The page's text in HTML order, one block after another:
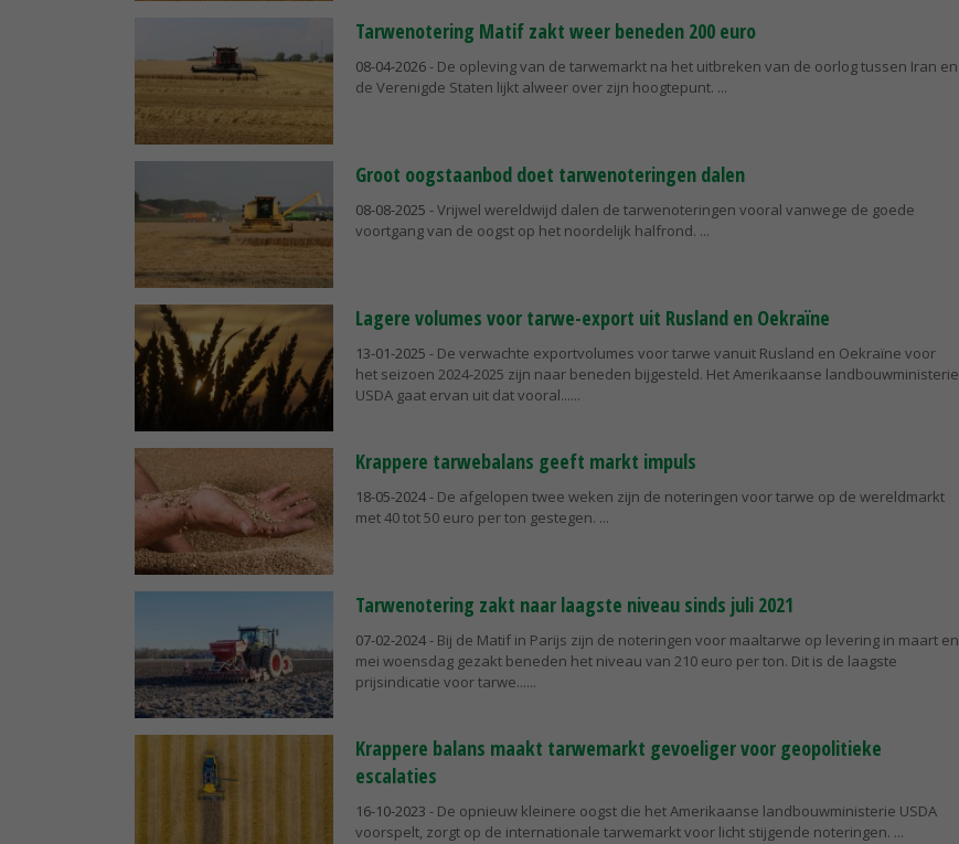
Tarwenotering Matif zakt weer beneden 200 euro
08-04-2026- De opleving van de tarwemarkt na het uitbreken van de oorlog tussen Iran en
de Verenigde Staten lijkt alweer over zijn hoogtepunt.
Groot oogstaanbod doet tarwenoteringen dalen
08-08-2025 - Vrijwel wereldwijd dalen de tarwenoteringen vooral vanwege de goede
voortgang van de oogst op het noordelijk halfrond.
Lagere volumes voor tarwe-export uit Rusland en Oekraïne
13-01-2025 - De verwachte exportvolumes voor tarwe vanuit Rusland en Oekraïne voor
het seizoen 2024-2025 zijn naar beneden bijgesteld. Het Amerikaanse landbouwministerie
USDA gaat ervan uit dat vooral...
Krappere tarwebalans geeft markt impuls
18-05-2024- De afgelopen twee weken zijn de noteringen voor tarwe op de wereldmarkt
met 40 tot 50 euro per ton gestegen.
Tarwenotering zakt naar laagste niveau sinds juli 2021
07-02-2024- Bij de Matif in Parijs zijn de noteringen voor maaltarwe op levering in maart en
mei woensdag gezakt beneden het niveau van 210 euro per ton. Dit is de laagste
prijsindicatie voor tarwe...
Krappere balans maakt tarwemarkt gevoeliger voor geopolitieke
escalaties
16-10-2023 - De opnieuw kleinere oogst die het Amerikaanse landbouwministerie USDA
voorspelt, zorgt op de internationale tarwemarkt voor licht stijgende noteringen.